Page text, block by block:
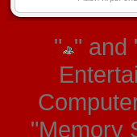
" " and
"Memory